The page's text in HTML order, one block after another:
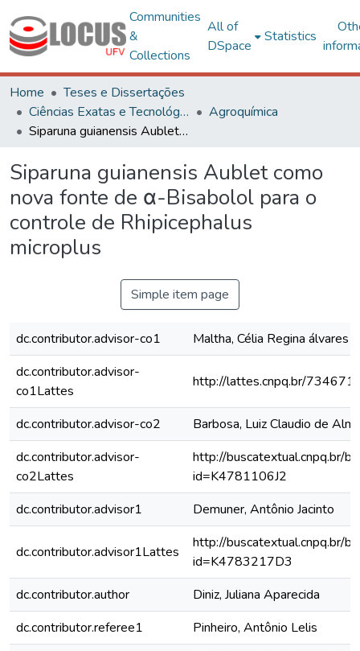
Communities
&
Collections
All of
DSpace
Statistics
Home
Teses e Dissertações
Ciências Exatas e Tecnológicas
Agroquímica
Siparuna guianensis Aublet como nova fonte de α-Bisabolol para o controle de Rhipicephalus microplus
Siparuna guianensis Aublet como
nova fonte de α-Bisabolol para o
controle de Rhipicephalus
microplus
Simple item page
dc.contributor.advisor-co1
Maltha, Célia Regina álvares
dc.contributor.advisor-
co1Lattes
http://lattes.cnpq.br/
dc.contributor.advisor-co2
Barbosa, Luiz Claudio de
dc.contributor.advisor-
co2Lattes
http://buscatextual.cnpq.br/
id=K4781106J2
dc.contributor.advisor1
Demuner, Antônio Jacinto
dc.contributor.advisor1Lattes
http://buscatextual.cnpq.br/
id=K4783217D3
dc.contributor.author
Diniz, Juliana Aparecida
dc.contributor.referee1
Pinheiro, Antônio Lelis